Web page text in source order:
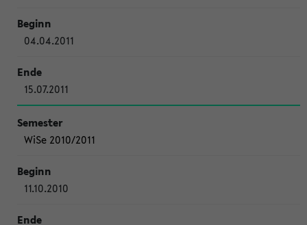
04.04.2011
15.07.2011
WiSe 2010/2011
11.10.2010